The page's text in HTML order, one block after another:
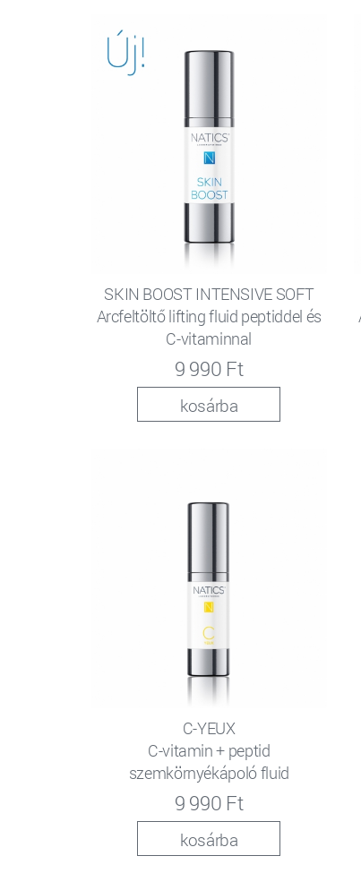
SKIN BOOST INTENSIVE SOFT
Arcfeltöltő lifting fluid peptiddel és
C-vitaminnal
9 990 Ft
kosárba
C-YEUX
C-vitamin + peptid
szemkörnyékápoló fluid
9 990 Ft
kosárba